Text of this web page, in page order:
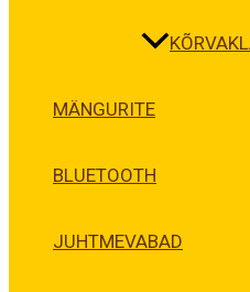
MÄNGURITE
BLUETOOTH
JUHTMEVABAD